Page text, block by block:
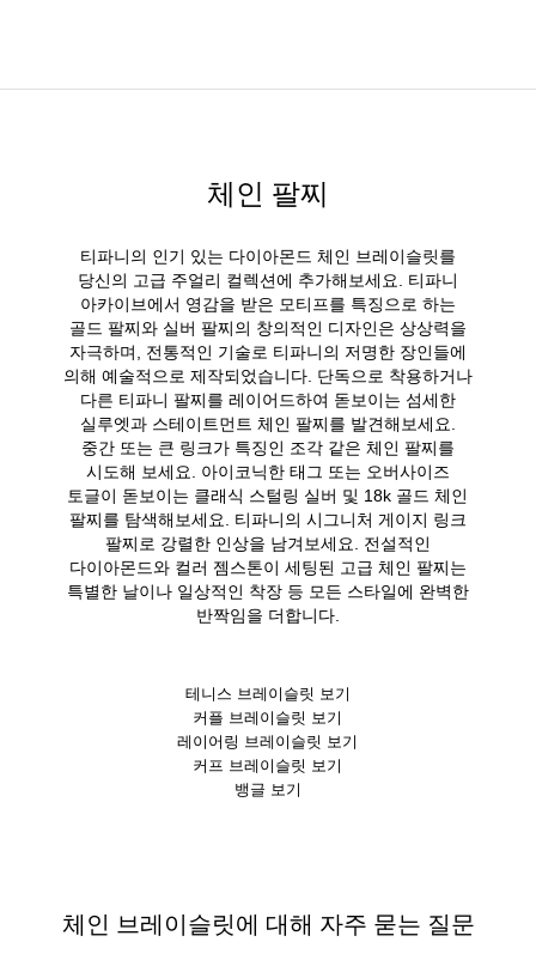
체인 팔찌
티파니의 인기 있는 다이아몬드 체인 브레이슬릿를
당신의 고급 주얼리 컬렉션에 추가해보세요. 티파니
아카이브에서 영감을 받은 모티프를 특징으로 하는
골드 팔찌와 실버 팔찌의 창의적인 디자인은 상상력을
자극하며, 전통적인 기술로 티파니의 저명한 장인들에
의해 예술적으로 제작되었습니다. 단독으로 착용하거나
다른 티파니 팔찌를 레이어드하여 돋보이는 섬세한
실루엣과 스테이트먼트 체인 팔찌를 발견해보세요.
중간 또는 큰 링크가 특징인 조각 같은 체인 팔찌를
시도해 보세요. 아이코닉한 태그 또는 오버사이즈
토글이 돋보이는 클래식 스털링 실버 및 18k 골드 체인
팔찌를 탐색해보세요. 티파니의 시그니처 게이지 링크
팔찌로 강렬한 인상을 남겨보세요. 전설적인
다이아몬드와 컬러 젬스톤이 세팅된 고급 체인 팔찌는
특별한 날이나 일상적인 착장 등 모든 스타일에 완벽한
반짝임을 더합니다.
테니스 브레이슬릿 보기
커플 브레이슬릿 보기
레이어링 브레이슬릿 보기
커프 브레이슬릿 보기
뱅글 보기
체인 브레이슬릿에 대해 자주 묻는 질문